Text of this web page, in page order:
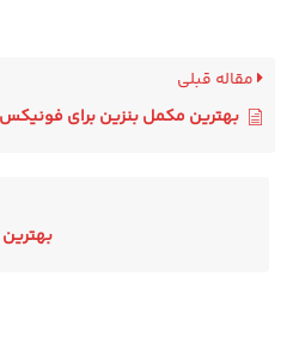
قبلی
بهترین مکمل بنزین برای فونیکس FX
بهترین